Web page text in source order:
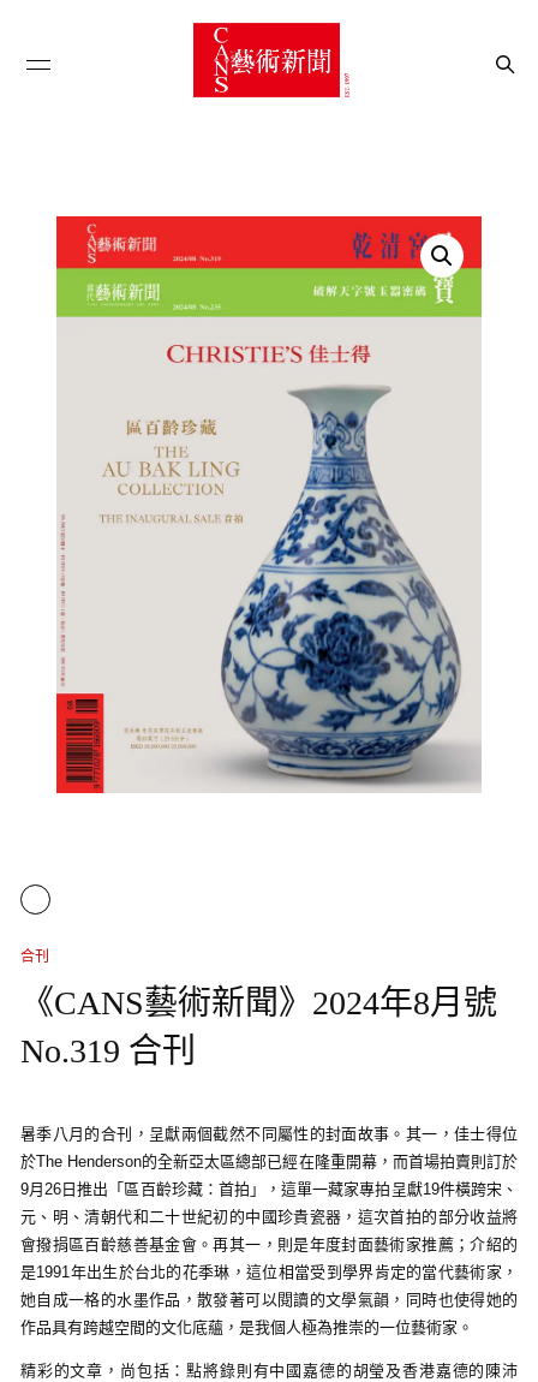
合刊
《CANS藝術新聞》2024年8月號
No.319 合刊
暑季八月的合刊，呈獻兩個截然不同屬性的封面故事。其一，佳士得位
於The Henderson的全新亞太區總部已經在隆重開幕，而首場拍賣則訂於
9月26日推出「區百齡珍藏：首拍」，這單一藏家專拍呈獻19件橫跨宋、
元、明、清朝代和二十世紀初的中國珍貴瓷器，這次首拍的部分收益將
會撥捐區百齡慈善基金會。再其一，則是年度封面藝術家推薦；介紹的
是1991年出生於台北的花季琳，這位相當受到學界肯定的當代藝術家，
她自成一格的水墨作品，散發著可以閱讀的文學氣韻，同時也使得她的
作品具有跨越空間的文化底蘊，是我個人極為推崇的一位藝術家。
精彩的文章，尚包括：點將錄則有中國嘉德的胡瑩及香港嘉德的陳沛